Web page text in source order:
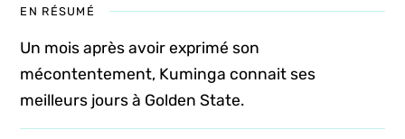
EN RÉSUMÉ
Un mois après avoir exprimé son
mécontentement, Kuminga connait ses
meilleurs jours à Golden State.